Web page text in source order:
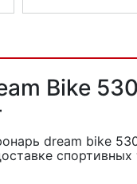
Bike
dream bike